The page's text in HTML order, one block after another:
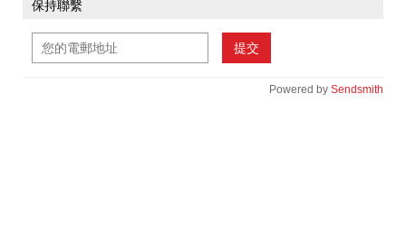
保持聯繫
提交
Powered by Sendsmith